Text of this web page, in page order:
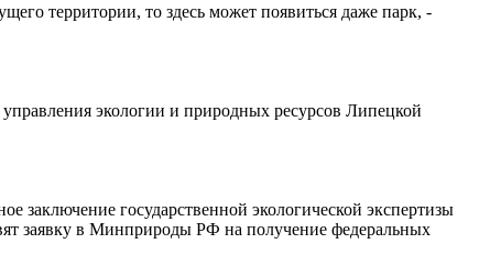
территории, то здесь может появиться даже парк, -
экологии и природных ресурсов Липецкой
заключение государственной экологической экспертизы
заявку в Минприроды РФ на получение федеральных